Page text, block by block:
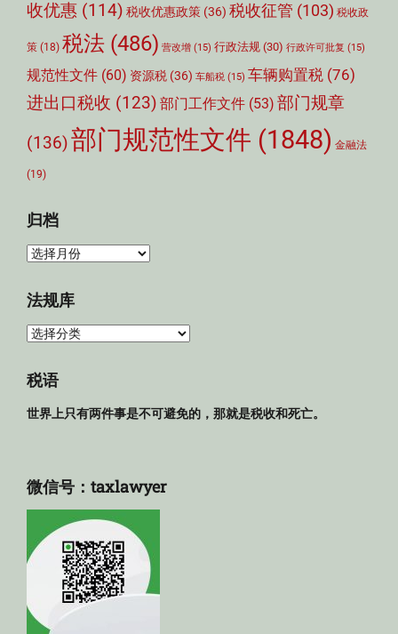
收优惠 (114) 税收优惠政策 (36) 税收征管 (103) 税收政
策 (18) 税法 (486) 营改增 (15) 行政法规 (30) 行政许可批复 (15)
规范性文件 (60) 资源税 (36) 车船税 (15) 车辆购置税 (76)
进出口税收 (123) 部门工作文件 (53) 部门规章
(136)部门规范性文件 (1848) 金融法
(19)
归档
归
法规库
法
库
税语
世界上只有两件事是不可避免的，那就是税收和死亡。
微信号：taxlawyer